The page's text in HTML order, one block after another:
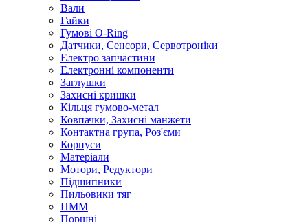
Вали
Гайки
Гумові O-Ring
Датчики, Сенсори, Сервотроніки
Електро запчастини
Електронні компоненти
Заглушки
Захисні кришки
Кільця гумово-метал
Ковпачки, Захисні манжети
Контактна група, Роз'єми
Корпуси
Матеріали
Мотори, Редуктори
Підшипники
Пильовики тяг
ПММ
Поршні